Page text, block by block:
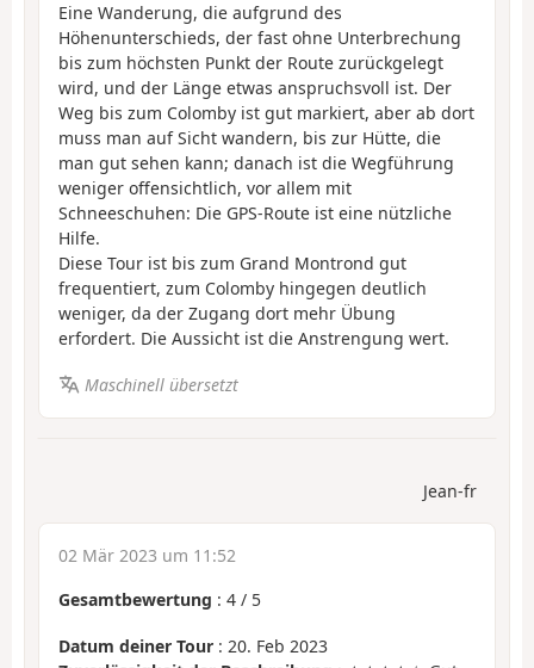
Eine Wanderung, die aufgrund des
Höhenunterschieds, der fast ohne Unterbrechung
bis zum höchsten Punkt der Route zurückgelegt
wird, und der Länge etwas anspruchsvoll ist. Der
Weg bis zum Colomby ist gut markiert, aber ab dort
muss man auf Sicht wandern, bis zur Hütte, die
man gut sehen kann; danach ist die Wegführung
weniger offensichtlich, vor allem mit
Schneeschuhen: Die GPS-Route ist eine nützliche
Hilfe.
Diese Tour ist bis zum Grand Montrond gut
frequentiert, zum Colomby hingegen deutlich
weniger, da der Zugang dort mehr Übung
erfordert. Die Aussicht ist die Anstrengung wert.
Maschinell übersetzt
Jean-fr
02 Mär 2023 um 11:52
Gesamtbewertung : 4 / 5
Datum deiner Tour : 20. Feb 2023